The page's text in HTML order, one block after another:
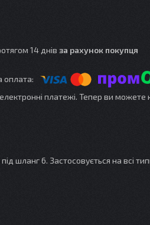
14 днів за рахунок покупця
електронні платежі. Тепер ви
шланг 6. Застосовується на всі